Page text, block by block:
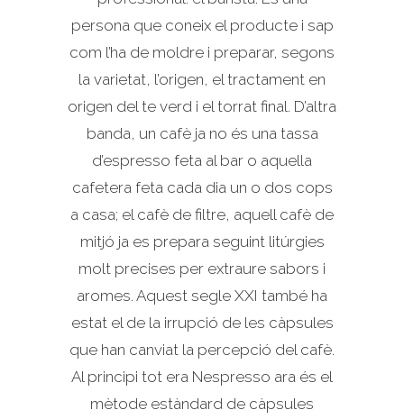
persona que coneix el producte i sap
com l’ha de moldre i preparar, segons
la varietat, l’origen, el tractament en
origen del te verd i el torrat final. D’altra
banda, un cafè ja no és una tassa
d’espresso feta al bar o aquella
cafetera feta cada dia un o dos cops
a casa; el cafè de filtre, aquell cafè de
mitjó ja es prepara seguint litúrgies
molt precises per extraure sabors i
aromes. Aquest segle XXI també ha
estat el de la irrupció de les càpsules
que han canviat la percepció del cafè.
Al principi tot era Nespresso ara és el
mètode estàndard de càpsules